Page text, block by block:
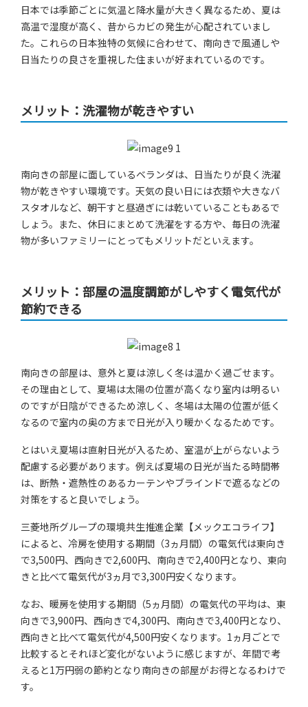
日本では季節ごとに気温と降水量が大きく異なるため、夏は
高温で湿度が高く、昔からカビの発生が心配されていまし
た。これらの日本独特の気候に合わせて、南向きで風通しや
日当たりの良さを重視した住まいが好まれているのです。
メリット：洗濯物が乾きやすい
南向きの部屋に面しているベランダは、日当たりが良く洗濯
物が乾きやすい環境です。天気の良い日には衣類や大きなバ
スタオルなど、朝干すと昼過ぎには乾いていることもあるで
しょう。また、休日にまとめて洗濯をする方や、毎日の洗濯
物が多いファミリーにとってもメリットだといえます。
メリット：部屋の温度調節がしやすく電気代が
節約できる
南向きの部屋は、意外と夏は涼しく冬は温かく過ごせます。
その理由として、夏場は太陽の位置が高くなり室内は明るい
のですが日陰ができるため涼しく、冬場は太陽の位置が低く
なるので室内の奥の方まで日光が入り暖かくなるためです。
とはいえ夏場は直射日光が入るため、室温が上がらないよう
配慮する必要があります。例えば夏場の日光が当たる時間帯
は、断熱・遮熱性のあるカーテンやブラインドで遮るなどの
対策をすると良いでしょう。
三菱地所グループの環境共生推進企業【メックエコライフ】
によると、冷房を使用する期間（3ヵ月間）の電気代は東向き
で3,500円、西向きで2,600円、南向きで2,400円となり、東向
きと比べて電気代が3ヵ月で3,300円安くなります。
なお、暖房を使用する期間（5ヵ月間）の電気代の平均は、東
向きで3,900円、西向きで4,300円、南向きで3,400円となり、
西向きと比べて電気代が4,500円安くなります。1ヵ月ごとで
比較するとそれほど変化がないように感じますが、年間で考
えると1万円弱の節約となり南向きの部屋がお得となるわけで
す。